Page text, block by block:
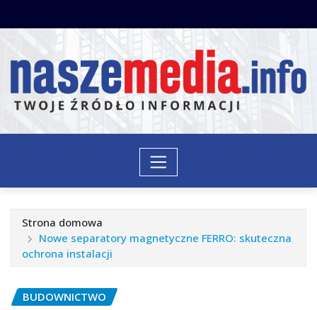
do
Strona domowa
Nowe separatory magnetyczne FERRO: skuteczna
ochrona instalacji
BUDOWNICTWO